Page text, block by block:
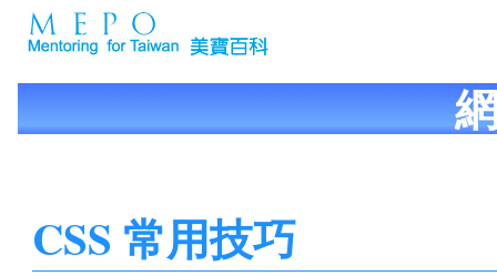
CSS 常用技巧